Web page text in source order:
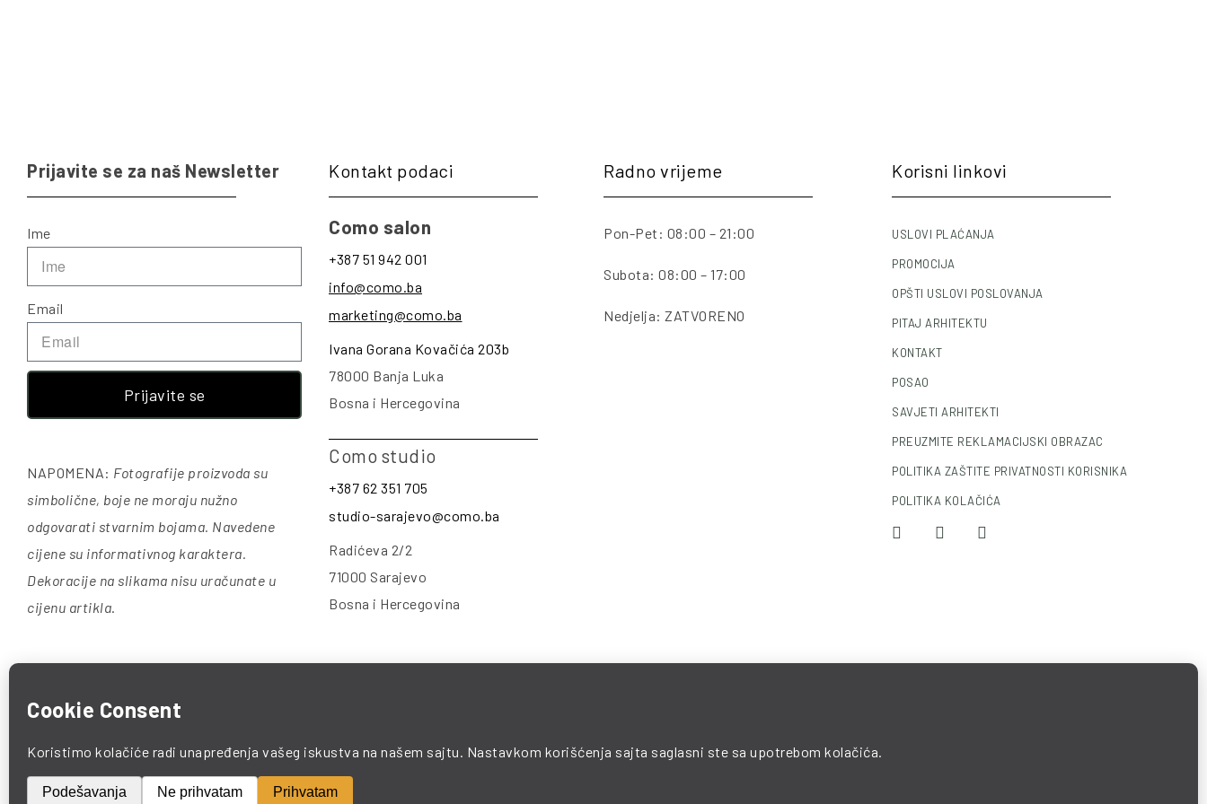
Prijavite se za naš Newsletter
Ime
Email
Prijavite se
NAPOMENA: Fotografije proizvoda su
simbolične, boje ne moraju nužno
odgovarati stvarnim bojama. Navedene
cijene su informativnog karaktera.
Dekoracije na slikama nisu uračunate u
cijenu artikla.
Kontakt podaci
Como salon
+387 51 942 001
info@como.ba
marketing@como.ba
Ivana Gorana Kovačića 203b
78000 Banja Luka
Bosna i Hercegovina
Como studio
+387 62 351 705
studio-sarajevo@como.ba
Radićeva 2/2
71000 Sarajevo
Bosna i Hercegovina
Radno vrijeme
Pon-Pet: 08:00 – 21:00
Subota: 08:00 – 17:00
Nedjelja: ZATVORENO
Korisni linkovi
USLOVI PLAĆANJA
PROMOCIJA
OPŠTI USLOVI POSLOVANJA
PITAJ ARHITEKTU
KONTAKT
POSAO
SAVJETI ARHITEKTI
PREUZMITE REKLAMACIJSKI OBRAZAC
POLITIKA ZAŠTITE PRIVATNOSTI KORISNIKA
POLITIKA KOLAČIĆA